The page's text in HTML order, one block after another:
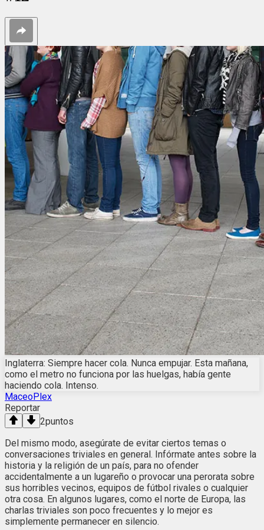
Inglaterra: Siempre hacer cola. Nunca empujar. Esta mañana,
como el metro no funciona por las huelgas, había gente
haciendo cola. Intenso.
MaceoPlex
Reportar
2puntos
Del mismo modo, asegúrate de evitar ciertos temas o
conversaciones triviales en general. Infórmate antes sobre la
historia y la religión de un país, para no ofender
accidentalmente a un lugareño o provocar una perorata sobre
sus horribles vecinos, equipos de fútbol rivales o cualquier
otra cosa. En algunos lugares, como el norte de Europa, las
charlas triviales son poco frecuentes y lo mejor es
simplemente permanecer en silencio.